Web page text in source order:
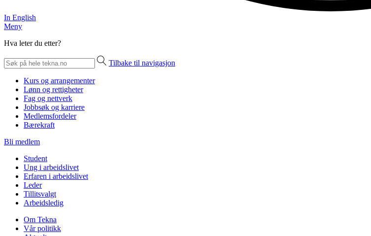
In English
Meny
Hva leter du etter?
Tilbake til navigasjon
Kurs og arrangementer
Lønn og rettigheter
Fag og nettverk
Jobbsøk og karriere
Medlemsfordeler
Bærekraft
Bli medlem
Student
Ung i arbeidslivet
Erfaren i arbeidslivet
Leder
Tillitsvalgt
Arbeidsledig
Om Tekna
Vår politikk